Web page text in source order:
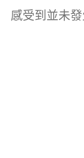
感受到並未